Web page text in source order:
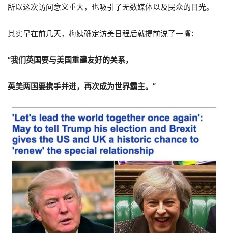
所以这次访问意义重大，也吸引了无数媒体以及民众的目光。
其实早在前几天，梅姨确定访美日程后就提前说了一嘴：
“我们英国要与美国重建友好的关系，
英美两国要携手并进，再次成为世界霸主。”